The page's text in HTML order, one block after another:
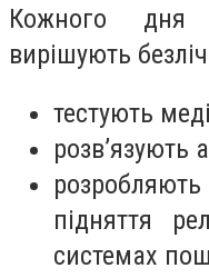
Кожного дня
вирішують
тестують
розв’язують
підняття
системах